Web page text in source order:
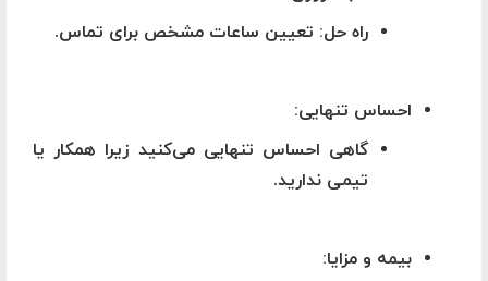
راه حل: تعیین ساعات مشخص برای تماس.
احساس تنهایی:
گاهی احساس تنهایی می‌کنید زیرا همکار یا
تیمی ندارید.
بیمه و مزایا: